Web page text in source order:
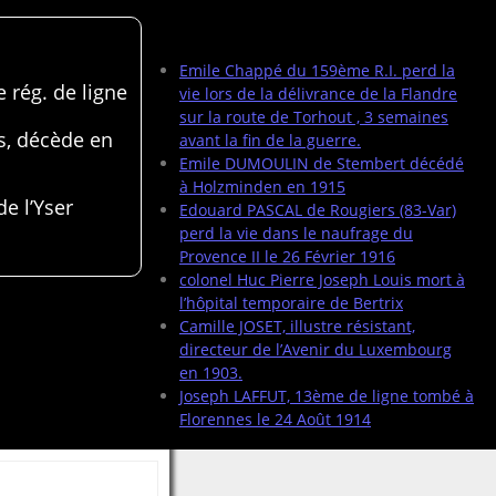
Emile Chappé du 159ème R.I. perd la
vie lors de la délivrance de la Flandre
sur la route de Torhout , 3 semaines
avant la fin de la guerre.
Emile DUMOULIN de Stembert décédé
à Holzminden en 1915
Edouard PASCAL de Rougiers (83-Var)
perd la vie dans le naufrage du
Provence II le 26 Février 1916
colonel Huc Pierre Joseph Louis mort à
l’hôpital temporaire de Bertrix
Camille JOSET, illustre résistant,
directeur de l’Avenir du Luxembourg
en 1903.
Joseph LAFFUT, 13ème de ligne tombé à
Florennes le 24 Août 1914
rég. de ligne
décède en
l’Yser